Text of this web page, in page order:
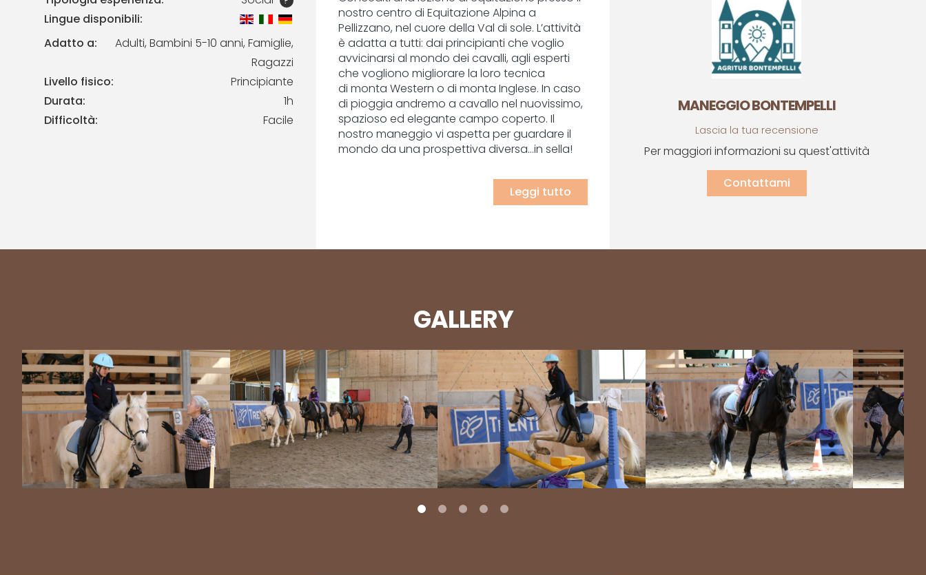
Lingue disponibili:
Adatto a:
Adulti, Bambini 5-10 anni, Famiglie,
Ragazzi
Livello fisico:
Principiante
Durata:
1h
Difficoltà:
Facile
nostro centro di Equitazione Alpina a
Pellizzano, nel cuore della Val di sole. L’attività
è adatta a tutti: dai principianti che voglio
avvicinarsi al mondo dei cavalli, agli esperti
che vogliono migliorare la loro tecnica
di monta Western o di monta Inglese. In caso
di pioggia andremo a cavallo nel nuovissimo,
spazioso ed elegante campo coperto. Il
nostro maneggio vi aspetta per guardare il
mondo da una prospettiva diversa…in sella!
Leggi tutto
MANEGGIO BONTEMPELLI
Lascia la tua recensione
Per maggiori informazioni su quest'attività
Contattami
GALLERY